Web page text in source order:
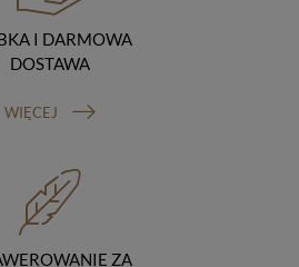
Twoje dane poza teren
Obszaru Gospodarczego.
danych
prawo do sprostowania
danych, prawo do usunięcia
zdaniem nie ma podstaw do tego,
Twoje dane, możesz zażądać,
do ograniczenia
I DARMOWA
DOSTAWA
WIĘCEJ
ZA